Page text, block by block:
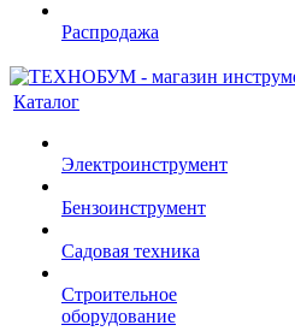
Распродажа
Каталог
Электроинструмент
Бензоинструмент
Садовая техника
Строительное
оборудование